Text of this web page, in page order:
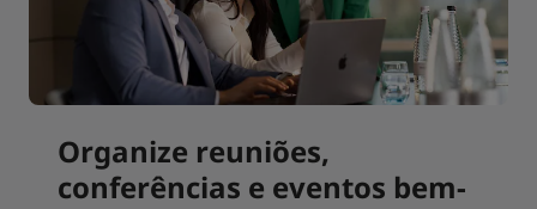
Organize reuniões,
conferências e eventos bem-